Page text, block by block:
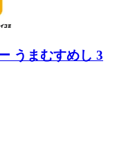
うまむすめし 3